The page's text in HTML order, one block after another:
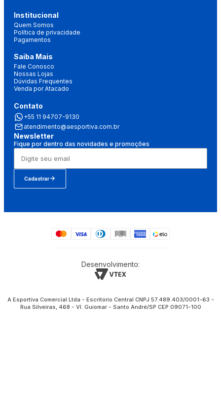
Institucional
Quem Somos
Política de privacidade
Pagamentos
Saiba Mais
Fale Conosco
Nossas Lojas
Dúvidas Frequentes
Venda por Atacado
Contato
+55 11 94707-9130
atendimento@aesportiva.com.br
Newsletter
Fique por dentro das novidades e promoções
Cadastrar
Desenvolvimento:
A Esportiva Comercial Ltda - Escritório Central CNPJ 57.489.403/0001-63 -
Rua Silveiras, 468 - Vl. Guiomar - Santo André/SP CEP 09071-100